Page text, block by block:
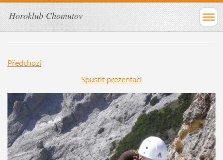
Horoklub Chomutov
Předchozí
Spustit prezentaci